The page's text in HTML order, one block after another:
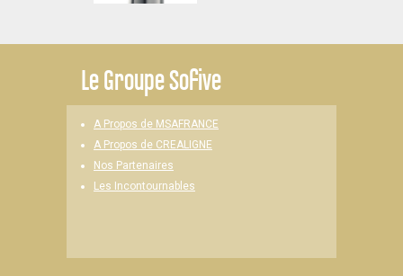
LeGroupe Sofive
A Propos de MSAFRANCE
A Propos de CREALIGNE
Nos Partenaires
Les Incontournables